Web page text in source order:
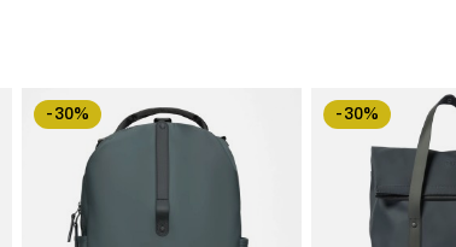
-30% -30%